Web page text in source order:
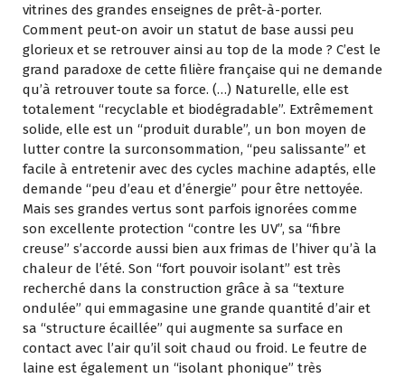
vitrines des grandes enseignes de prêt-à-porter.
Comment peut-on avoir un statut de base aussi peu
glorieux et se retrouver ainsi au top de la mode ? C’est le
grand paradoxe de cette filière française qui ne demande
qu’à retrouver toute sa force. (…) Naturelle, elle est
totalement “recyclable et biodégradable”. Extrêmement
solide, elle est un “produit durable”, un bon moyen de
lutter contre la surconsommation, “peu salissante” et
facile à entretenir avec des cycles machine adaptés, elle
demande “peu d’eau et d’énergie” pour être nettoyée.
Mais ses grandes vertus sont parfois ignorées comme
son excellente protection “contre les UV”, sa “fibre
creuse” s’accorde aussi bien aux frimas de l’hiver qu’à la
chaleur de l’été. Son “fort pouvoir isolant” est très
recherché dans la construction grâce à sa “texture
ondulée” qui emmagasine une grande quantité d’air et
sa “structure écaillée” qui augmente sa surface en
contact avec l’air qu’il soit chaud ou froid. Le feutre de
laine est également un “isolant phonique” très